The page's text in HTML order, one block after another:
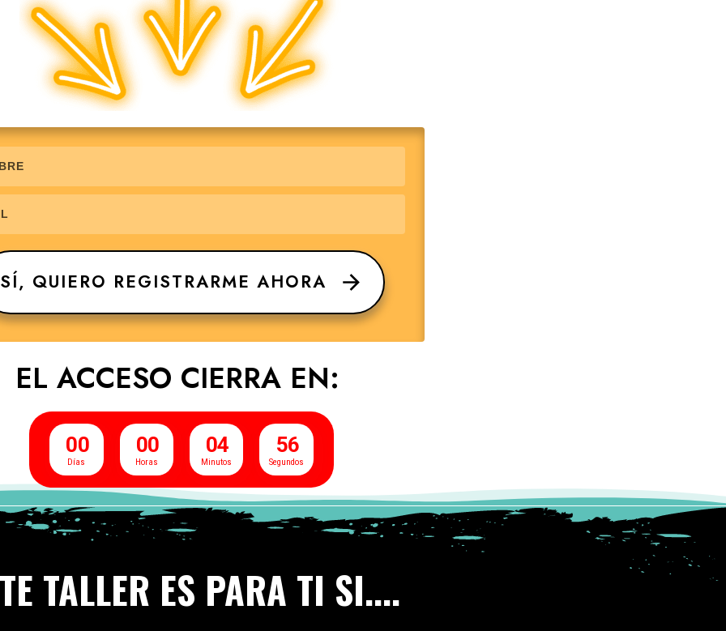
SÍ, QUIERO REGISTRARME AHORA
EL ACCESO CIERRA EN:
00
Días
00
Horas
04
Minutos
55
Segundos
TALLER ES PARA TI SI....